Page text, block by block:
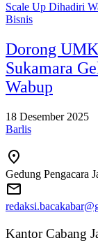
Bisnis
Dorong
Sukamara
Wabup
18 Desember 2025
Barlis
Gedung Pengacara
Kantor Cabang